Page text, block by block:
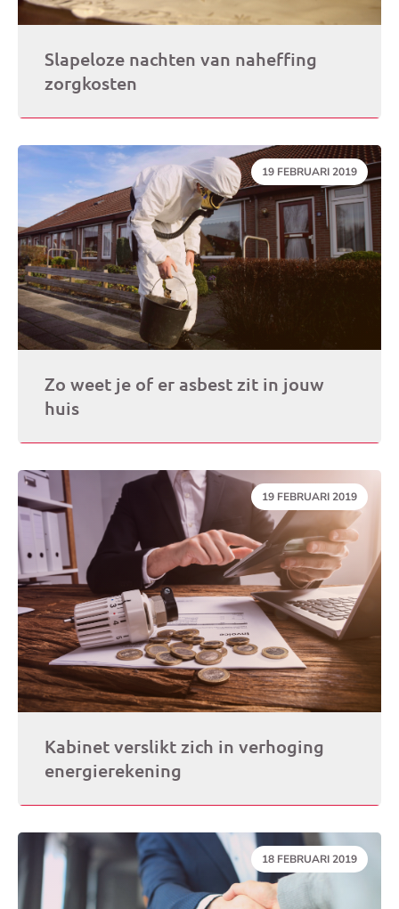
Slapeloze nachten van naheffing
zorgkosten
DATUM:
19 FEBRUARI 2019
Zo weet je of er asbest zit in jouw
huis
DATUM:
19 FEBRUARI 2019
Kabinet verslikt zich in verhoging
energierekening
DATUM:
18 FEBRUARI 2019